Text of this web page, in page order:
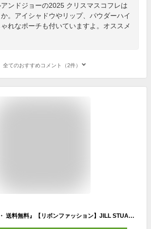
ンドジョーの2025 クリスマスコフレは
。アイシャドウやリップ、パウダーハイ
れなポーチも付いていますよ。オススメ
全てのおすすめコメント（2件）
袋付き 『即日発送 ・ 送料無料』【リボンファッション】JILL STUART(ジルスチュアート)リボンファッションショー コレクション クリスマスコフレ ホリデーギフト 2025クリスマスプレゼント